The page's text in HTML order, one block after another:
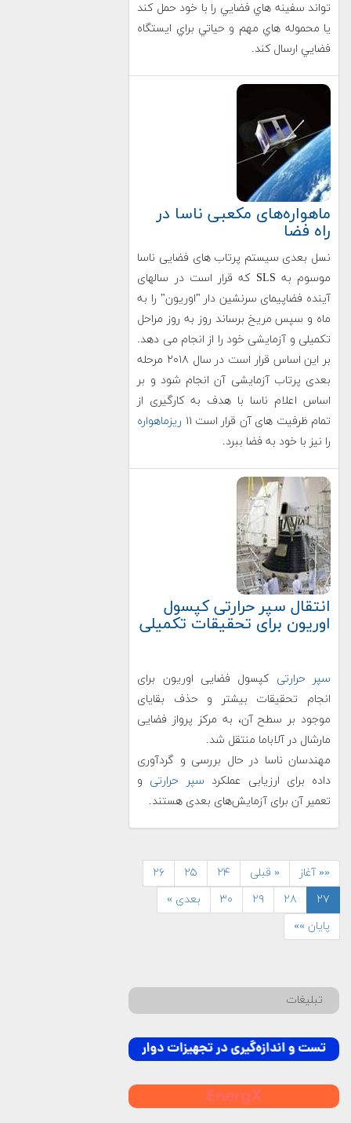
تواند سفينه هاي فضايي را با خود حمل کند
يا محموله هاي مهم و حياتي براي ايستگاه
فضايي ارسال کند.
ماهواره‌های مکعبی ناسا در
راه فضا
نسل بعدی سیستم پرتاب های فضایی ناسا
موسوم به SLS که قرار است در سالهای
آینده فضاپیمای سرنشین دار "اوریون" را به
ماه و سپس مریخ برساند روز به روز مراحل
تکمیلی و آزمایشی خود را از انجام می دهد.
بر این اساس قرار است در سال ۲۰۱۸ مرحله
بعدی پرتاب آزمایشی آن انجام شود و بر
اساس اعلام ناسا با هدف به کارگیری از
تمام ظرفیت های آن قرار است ۱۱
ریزماهواره
را نیز با خود به فضا ببرد.
انتقال سپر حرارتی کپسول
اوریون برای تحقیقات تکمیلی
سپر حرارتی کپسول فضایی اوریون برای
انجام تحقیقات بیشتر و حذف بقایای
موجود بر سطح آن، به مرکز پرواز فضایی
مارشال در آلاباما منتقل شد.
مهندسان ناسا در حال بررسی و گردآوری
داده برای ارزیابی عملکرد سپر حرارتی و
تعمیر آن برای آزمایش‌های بعدی هستند.
«« آغاز « قبلی ۲۴ ۲۵
۲۶
۲۷
۲۸ ۲۹ ۳۰
بعدی »
پایان »»
تبلیغات